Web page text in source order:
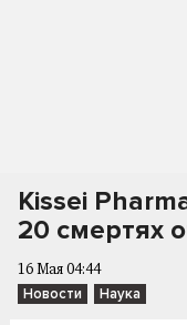
Kissei
20 смертях
16 Мая 04:44
Новости Наука